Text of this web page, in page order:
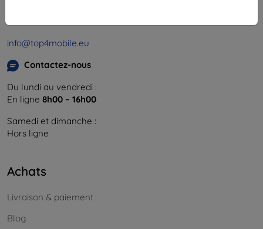
info@top4mobile.eu
Contactez-nous
Du lundi au vendredi :
En ligne 8h00 – 16h00
Samedi et dimanche :
Hors ligne
Achats
Livraison & paiement
Blog